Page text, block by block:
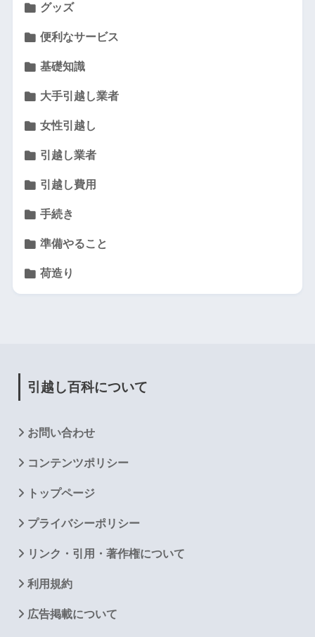
グッズ
便利なサービス
基礎知識
大手引越し業者
女性引越し
引越し業者
引越し費用
手続き
準備やること
荷造り
引越し百科について
お問い合わせ
コンテンツポリシー
トップページ
プライバシーポリシー
リンク・引用・著作権について
利用規約
広告掲載について